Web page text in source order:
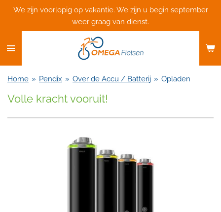
Ga
de
We zijn voorlopig op vakantie. We zijn u begin september
weer graag van dienst.
Home » Pendix » Over de Accu / Batterij » Opladen
Volle kracht vooruit!